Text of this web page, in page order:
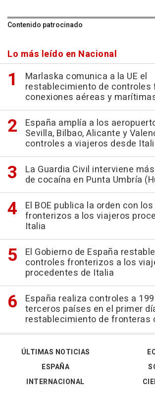
Contenido patrocinado
Lo más leído en Nacional
Marlaska comunica a la UE el
restablecimiento de controles
conexiones aéreas y
España amplía a los
Sevilla, Bilbao, Alicante y
controles a viajeros desde
La Guardia Civil interviene
de cocaína en Punta Umbría
El BOE publica la orden con
fronterizos a los viajeros
Italia
El Gobierno de España
controles fronterizos a los
procedentes de Italia
España realiza controles a
terceros países en el primer
restablecimiento de fronteras
ÚLTIMAS NOTICIAS
ESPAÑA
INTERNACIONAL